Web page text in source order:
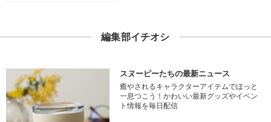
編集部イチオシ
スヌーピーたちの最新ニュース
癒やされるキャラクターアイテムでほっと
一息つこう！かわいい最新グッズやイベン
ト情報を毎日配信